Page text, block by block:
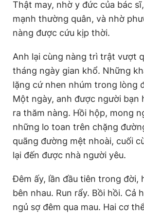
Thật may, nhờ y đức của bác
mạnh thường quân, và nhờ
nàng được cứu kịp thời.
Anh lại cùng nàng trì trật vượt
tháng ngày gian khổ. Những
lặng cứ nhen nhúm trong lòng
Một ngày, anh được người bạn
ra thăm nàng. Hồi hộp, mong
những lo toan trên chặng
quãng đường mệt nhoài, cuối
lại đến được nhà người yêu.
Đêm ấy, lần đầu tiên trong đời,
bên nhau. Run rẩy. Bồi hồi. Cả
ngủ sợ đêm qua mau. Hai cơ